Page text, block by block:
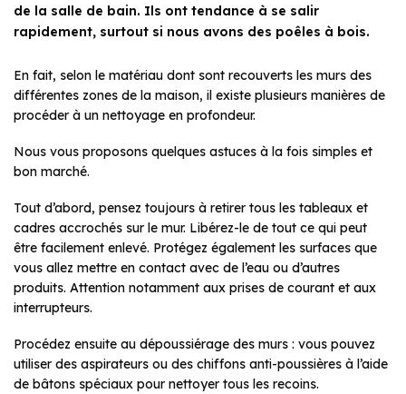
de la salle de bain. Ils ont tendance à se salir
rapidement, surtout si nous avons des poêles à bois.
En fait, selon le matériau dont sont recouverts les murs des
différentes zones de la maison, il existe plusieurs manières de
procéder à un nettoyage en profondeur.
Nous vous proposons quelques astuces à la fois simples et
bon marché.
Tout d’abord, pensez toujours à retirer tous les tableaux et
cadres accrochés sur le mur. Libérez-le de tout ce qui peut
être facilement enlevé. Protégez également les surfaces que
vous allez mettre en contact avec de l’eau ou d’autres
produits. Attention notamment aux prises de courant et aux
interrupteurs.
Procédez ensuite au dépoussiérage des murs : vous pouvez
utiliser des aspirateurs ou des chiffons anti-poussières à l’aide
de bâtons spéciaux pour nettoyer tous les recoins.